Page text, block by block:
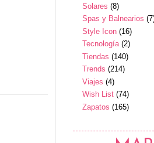
Solares (8)
Spas y Balnearios
Style Icon (16)
Tecnología (2)
Tiendas (140)
Trends (214)
Viajes (4)
Wish List (74)
Zapatos (165)